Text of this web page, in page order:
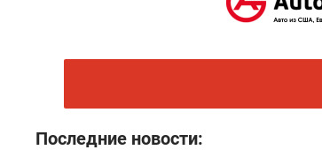
Последние новости: